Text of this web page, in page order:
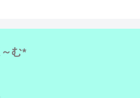
む*